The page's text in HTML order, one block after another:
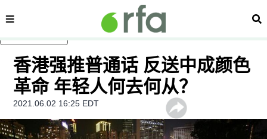
内容分类 搜
香港强推普通话 反送中成颜色
革命 年轻人何去何从？
2021.06.02 16:25 EDT